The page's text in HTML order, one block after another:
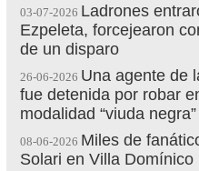
03-07-2026 Ladrones
Ezpeleta, forcejearon
de un disparo
26-06-2026 Una agente de
fue detenida por robar
modalidad “viuda negra”
08-06-2026 Miles de
Solari en Villa Domínico